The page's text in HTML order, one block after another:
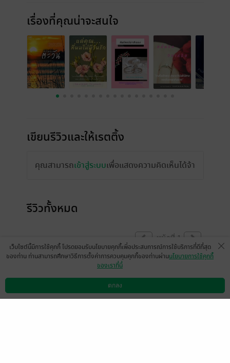
เรื่องที่คุณน่าจะสนใจ
เขียนรีวิวและให้เรตติ้ง
คุณสามารถเข้าสู่ระบบเพื่อแสดงความคิดเห็นได้จ้า
รีวิวทั้งหมด
หน้าที่ 1
28 ม.ค. 256513:15 น.
ดาวน์โหลดแอป วิธีการใช้งาน ติดต่อเรา
เว็บไซต์นี้มีการใช้คุกกี้ โปรดยอมรับนโยบายคุกกี้เพื่อประสบการณ์การใช้บริการที่ดีที่สุด
ของท่าน ท่านสามารถศึกษาวิธีการตั้งค่าการควบคุมคุกกี้ของท่านผ่านนโยบายการใช้คุกกี้
ของเราที่นี่
ตกลง